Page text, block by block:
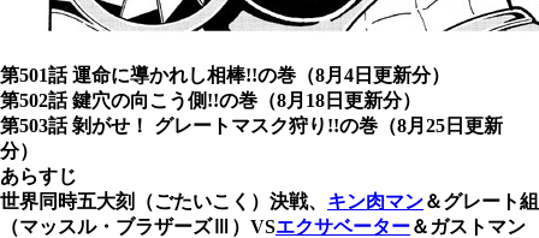
第501話 運命に導かれし相棒!!の巻（8月4日更新分）
第502話 鍵穴の向こう側!!の巻（8月18日更新分）
第503話 剝がせ！ グレートマスク狩り!!の巻（8月25日更新
分）
あらすじ
世界同時五大刻（ごたいこく）決戦、 キン肉マン＆グレート組
（マッスル・ブラザーズⅢ）VSエクサベーター＆ガストマン